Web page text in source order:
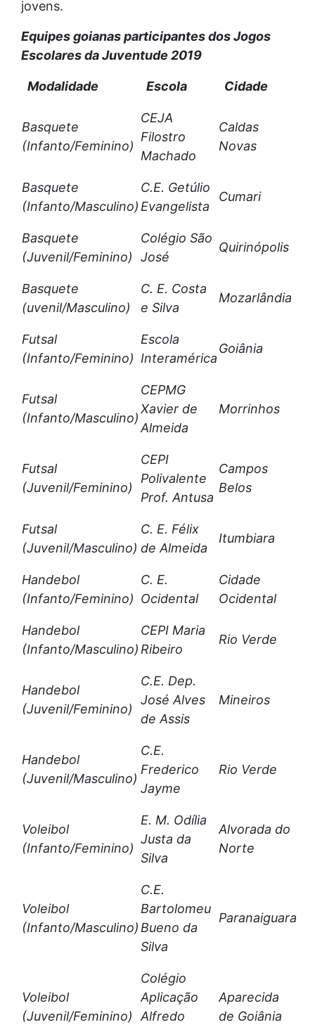
jovens.
Equipes goianas participantes dos Jogos
Escolares da Juventude 2019
Modalidade Escola Cidade
Basquete
(Infanto/Feminino)
CEJA
Filostro
Machado
Caldas
Novas
Basquete
(Infanto/Masculino)
C.E. Getúlio
Evangelista
Cumari
Basquete
(Juvenil/Feminino)
Colégio São
José
Quirinópolis
Basquete
(uvenil/Masculino)
C. E. Costa
e Silva
Mozarlândia
Futsal
(Infanto/Feminino)
Escola
Interamérica
Goiânia
Futsal
(Infanto/Masculino)
CEPMG
Xavier de
Almeida
Morrinhos
Futsal
(Juvenil/Feminino)
CEPI
Polivalente
Prof. Antusa
Campos
Belos
Futsal
(Juvenil/Masculino)
C. E. Félix
de Almeida
Itumbiara
Handebol
(Infanto/Feminino)
C. E.
Ocidental
Cidade
Ocidental
Handebol
(Infanto/Masculino)
CEPI Maria
Ribeiro
Rio Verde
Handebol
(Juvenil/Feminino)
C.E. Dep.
José Alves
de Assis
Mineiros
Handebol
(Juvenil/Masculino)
C.E.
Frederico
Jayme
Rio Verde
Voleibol
(Infanto/Feminino)
E. M. Odília
Justa da
Silva
Alvorada do
Norte
Voleibol
(Infanto/Masculino)
C.E.
Bartolomeu
Bueno da
Silva
Paranaiguara
Voleibol
(Juvenil/Feminino)
Colégio
Aplicação
Alfredo
Aparecida
de Goiânia